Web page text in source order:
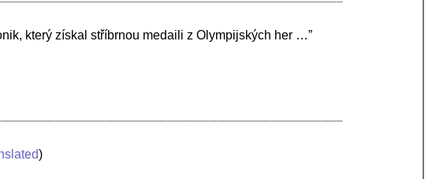
který získal stříbrnou medaili z Olympijských her …”
)